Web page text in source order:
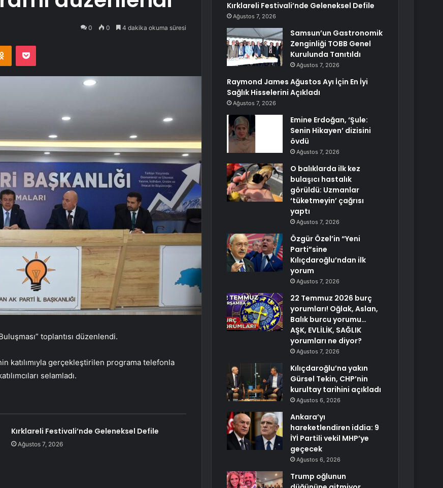
0 0 4 dakika okuma süresi
Odnoklassniki
Pocket
toplantısı düzenlendi.
katılımıyla gerçekleştirilen programa telefonla
selamladı.
Kırklareli Festivali’nde Geleneksel Defile
Ağustos 7, 2026
Kırklareli Festivali’nde Geleneksel Defile
Ağustos 7, 2026
Samsun’un Gastronomik
Zenginliği TOBB Genel
Kurulunda Tanıtıldı
Ağustos 7, 2026
Raymond James Ağustos Ayı İçin En İyi
Sağlık Hisselerini Açıkladı
Ağustos 7, 2026
Emine Erdoğan, ‘Şule:
Senin Hikayen’ dizisini
övdü
Ağustos 7, 2026
O balıklarda ilk kez
bulaşıcı hastalık
görüldü: Uzmanlar
‘tüketmeyin’ çağrısı
yaptı
Ağustos 7, 2026
Özgür Özel’in “Yeni
Parti”sine
Kılıçdaroğlu’ndan ilk
yorum
Ağustos 7, 2026
22 Temmuz 2026 burç
yorumları! Oğlak, Aslan,
Balık burcu yorumu…
AŞK, EVLİLİK, SAĞLIK
yorumları ne diyor?
Ağustos 7, 2026
Kılıçdaroğlu’na yakın
Gürsel Tekin, CHP’nin
kurultay tarihini açıkladı
Ağustos 6, 2026
Ankara’yı
hareketlendiren iddia: 9
İYİ Partili vekil MHP’ye
geçecek
Ağustos 6, 2026
Trump oğlunun